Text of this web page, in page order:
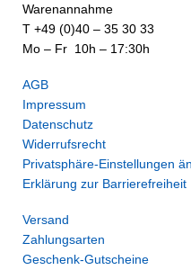
Warenannahme
T +49 (0)40 – 35 30 33
Mo – Fr 10h – 17:30h
AGB
Impressum
Datenschutz
Widerrufsrecht
Privatsphäre-Einstellungen
Erklärung zur Barrierefreiheit
Versand
Zahlungsarten
Geschenk-Gutscheine